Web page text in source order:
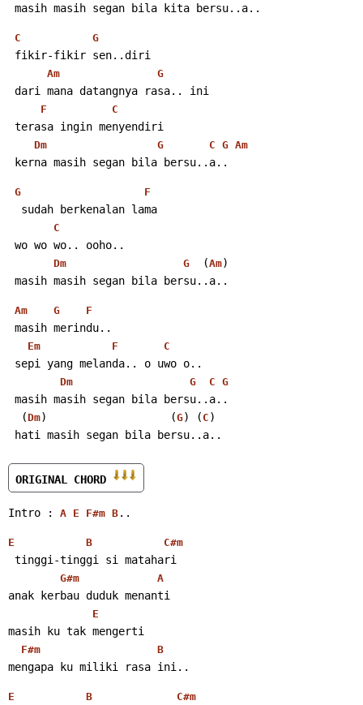
masih masih segan bila kita bersu..a..
C G
fikir-fikir sen..diri
Am G
dari mana datangnya rasa.. ini
F C
terasa ingin menyendiri
Dm G C G Am
kerna masih segan bila bersu..a..
G F
  sudah berkenalan lama
C
wo wo wo.. ooho..
Dm G
  (
Am)
masih masih segan bila bersu..a..
Am G F
masih merindu..
Em F C
sepi yang melanda.. o uwo o..
Dm G C G
masih masih segan bila bersu..a..
  (
Dm)                   (G) ( C )
hati masih segan bila bersu..a..
ORIGINAL CHORD
Intro : A E F#m B ..
E B C#m
tinggi-tinggi si matahari
G#m A
anak kerbau duduk menanti
E
masih ku tak mengerti
F#m B
mengapa ku miliki rasa ini..
E B C#m